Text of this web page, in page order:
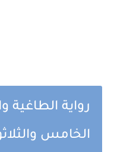
رواية الطاغية
الخامس